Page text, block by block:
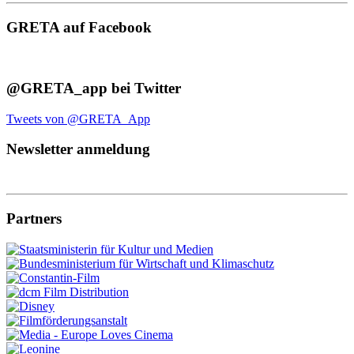
GRETA auf Facebook
@GRETA_app bei Twitter
Tweets von @GRETA_App
Newsletter anmeldung
Partners